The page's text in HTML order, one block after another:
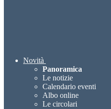
Novità
Panoramica
Le notizie
Calendario eventi
Albo online
Le circolari